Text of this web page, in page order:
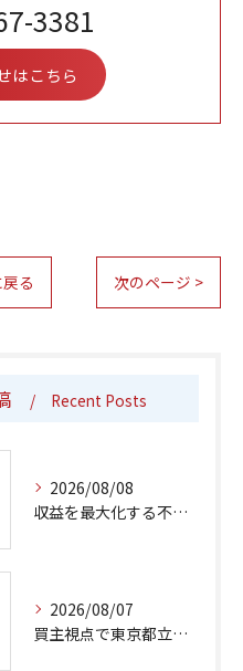
3381
はこちら
る 次のページ >
Recent Posts
2026/08/08
収益を最大化する不動産選びと売却の最新戦略を東京都立川市で徹底解説
2026/08/07
買主視点で東京都立川市の不動産売却を安心成功へ導くための実践ガイド